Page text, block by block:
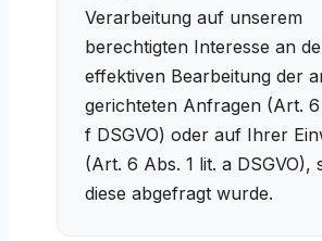
Verarbeitung auf unserem
berechtigten Interesse an
effektiven Bearbeitung der
gerichteten Anfragen (Art. 6
f DSGVO) oder auf Ihrer
(Art. 6 Abs. 1 lit. a DSGVO),
diese abgefragt wurde.